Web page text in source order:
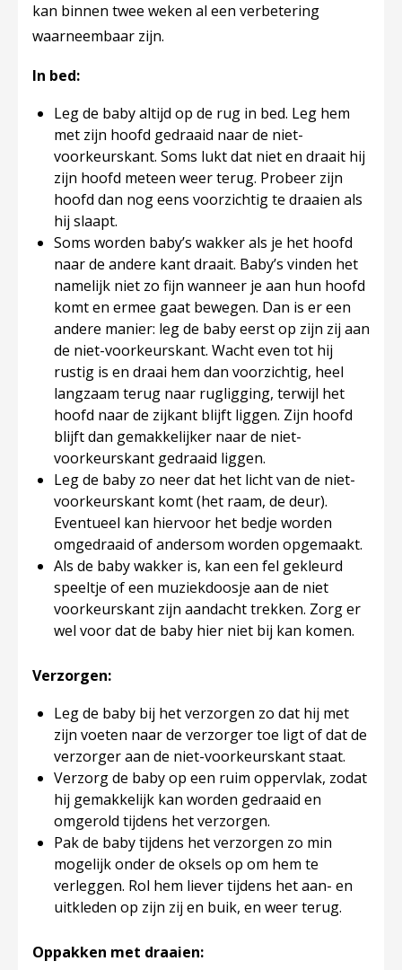
kan binnen twee weken al een verbetering
waarneembaar zijn.
In bed:
Leg de baby altijd op de rug in bed. Leg hem
met zijn hoofd gedraaid naar de niet-
voorkeurskant. Soms lukt dat niet en draait hij
zijn hoofd meteen weer terug. Probeer zijn
hoofd dan nog eens voorzichtig te draaien als
hij slaapt.
Soms worden baby’s wakker als je het hoofd
naar de andere kant draait. Baby’s vinden het
namelijk niet zo fijn wanneer je aan hun hoofd
komt en ermee gaat bewegen. Dan is er een
andere manier: leg de baby eerst op zijn zij aan
de niet-voorkeurskant. Wacht even tot hij
rustig is en draai hem dan voorzichtig, heel
langzaam terug naar rugligging, terwijl het
hoofd naar de zijkant blijft liggen. Zijn hoofd
blijft dan gemakkelijker naar de niet-
voorkeurskant gedraaid liggen.
Leg de baby zo neer dat het licht van de niet-
voorkeurskant komt (het raam, de deur).
Eventueel kan hiervoor het bedje worden
omgedraaid of andersom worden opgemaakt.
Als de baby wakker is, kan een fel gekleurd
speeltje of een muziekdoosje aan de niet
voorkeurskant zijn aandacht trekken. Zorg er
wel voor dat de baby hier niet bij kan komen.
Verzorgen:
Leg de baby bij het verzorgen zo dat hij met
zijn voeten naar de verzorger toe ligt of dat de
verzorger aan de niet-voorkeurskant staat.
Verzorg de baby op een ruim oppervlak, zodat
hij gemakkelijk kan worden gedraaid en
omgerold tijdens het verzorgen.
Pak de baby tijdens het verzorgen zo min
mogelijk onder de oksels op om hem te
verleggen. Rol hem liever tijdens het aan- en
uitkleden op zijn zij en buik, en weer terug.
Oppakken met draaien: